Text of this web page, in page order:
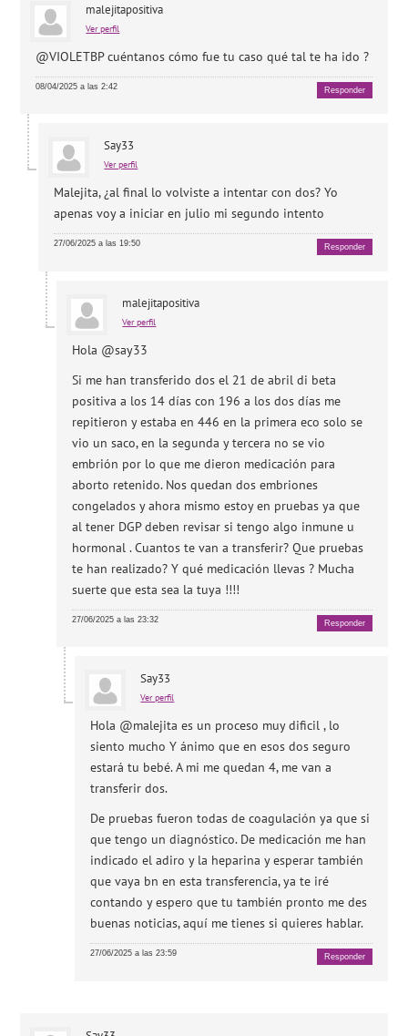
malejitapositiva
Ver perfil
@VIOLETBP cuéntanos cómo fue tu caso qué tal te ha ido ?
08/04/2025 a las 2:42 Responder
Say33
Ver perfil
Malejita, ¿al final lo volviste a intentar con dos? Yo
apenas voy a iniciar en julio mi segundo intento
27/06/2025 a las 19:50 Responder
malejitapositiva
Ver perfil
Hola @say33
Si me han transferido dos el 21 de abril di beta
positiva a los 14 días con 196 a los dos días me
repitieron y estaba en 446 en la primera eco solo se
vio un saco, en la segunda y tercera no se vio
embrión por lo que me dieron medicación para
aborto retenido. Nos quedan dos embriones
congelados y ahora mismo estoy en pruebas ya que
al tener DGP deben revisar si tengo algo inmune u
hormonal . Cuantos te van a transferir? Que pruebas
te han realizado? Y qué medicación llevas ? Mucha
suerte que esta sea la tuya !!!!
27/06/2025 a las 23:32 Responder
Say33
Ver perfil
Hola @malejita es un proceso muy dificil , lo
siento mucho Y ánimo que en esos dos seguro
estará tu bebé. A mi me quedan 4, me van a
transferir dos.
De pruebas fueron todas de coagulación ya que si
que tengo un diagnóstico. De medicación me han
indicado el adiro y la heparina y esperar también
que vaya bn en esta transferencia, ya te iré
contando y espero que tu también pronto me des
buenas noticias, aquí me tienes si quieres hablar.
27/06/2025 a las 23:59 Responder